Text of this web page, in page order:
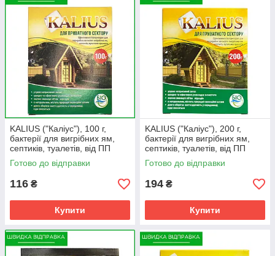
KALIUS ("Каліус"), 100 г,
бактерії для вигрібних ям,
септиків, туалетів, від ПП
"Біохім-Сервіс", Україна
Готово до відправки
116 ₴
Купити
KALIUS ("Каліус"), 200 г,
бактерії для вигрібних ям,
септиків, туалетів, від ПП
"Біохім-Сервіс", Україна
Готово до відправки
194 ₴
Купити